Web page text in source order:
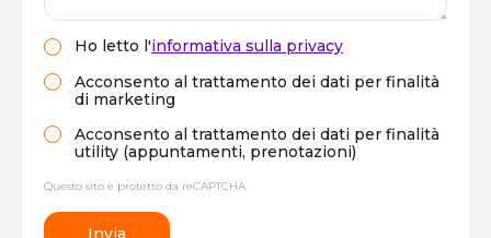
Ho letto l'informativa sulla privacy
Acconsento al trattamento dei dati per finalità
di marketing
Acconsento al trattamento dei dati per finalità
utility (appuntamenti, prenotazioni)
Questo sito è protetto da reCAPTCHA.
Invia